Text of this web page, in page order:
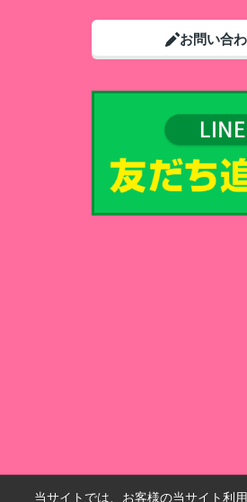
お問い合
当サイトでは、お客様の当サイト利